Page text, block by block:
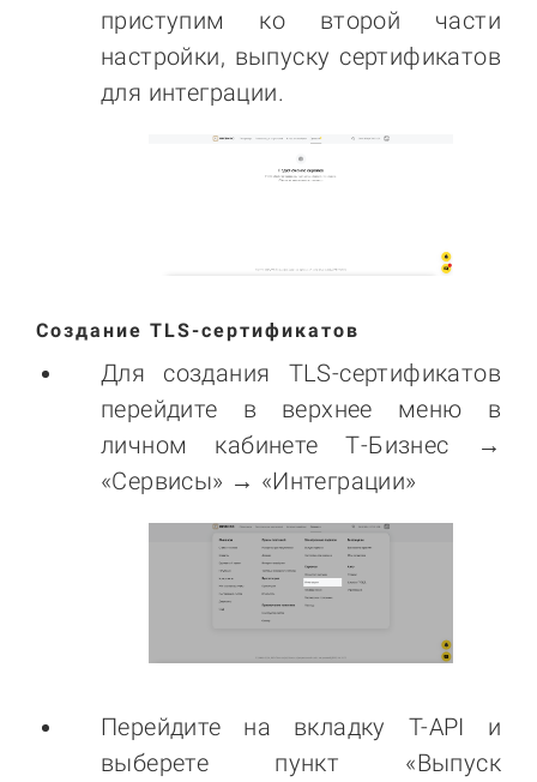
приступим ко второй части
настройки, выпуску сертификатов
для интеграции.
Создание TLS-сертификатов
Для создания TLS-сертификатов
перейдите в верхнее меню в
личном кабинете Т-Бизнес →
«Сервисы» → «Интеграции»
Перейдите на вкладку T-API и
выберете пункт «Выпуск